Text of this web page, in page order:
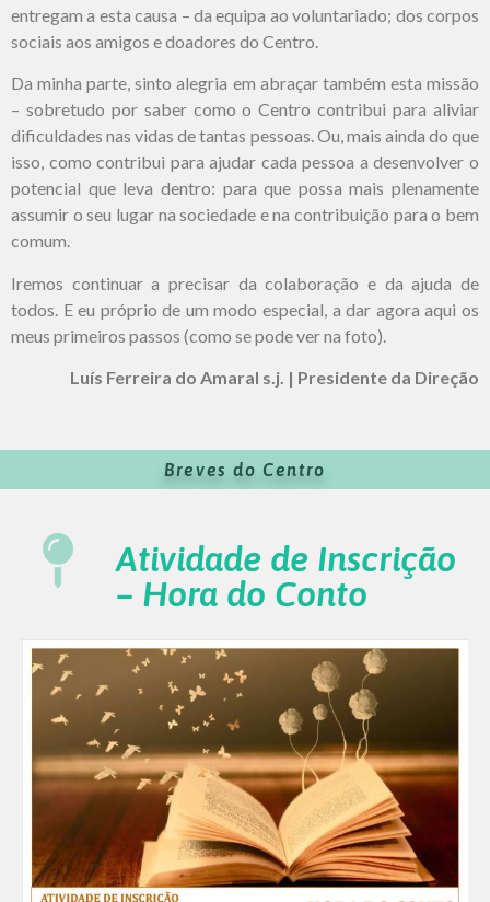
entregam a esta causa – da equipa ao voluntariado; dos corpos
sociais aos amigos e doadores do Centro.
Da minha parte, sinto alegria em abraçar também esta missão
– sobretudo por saber como o Centro contribui para aliviar
dificuldades nas vidas de tantas pessoas. Ou, mais ainda do que
isso, como contribui para ajudar cada pessoa a desenvolver o
potencial que leva dentro: para que possa mais plenamente
assumir o seu lugar na sociedade e na contribuição para o bem
comum.
Iremos continuar a precisar da colaboração e da ajuda de
todos. E eu próprio de um modo especial, a dar agora aqui os
meus primeiros passos (como se pode ver na foto).
Luís Ferreira do Amaral s.j. | Presidente da Direção
Breves do Centro
Atividade de Inscrição
– Hora do Conto